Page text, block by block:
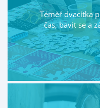
Téměř dvacítka
čas, bavit se a